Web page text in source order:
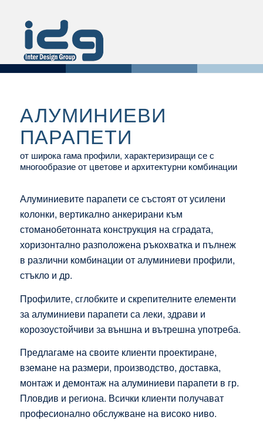
АЛУМИНИЕВИ
ПАРАПЕТИ
от широка гама профили, характеризиращи се с
многообразие от цветове и архитектурни комбинации
Алуминиевите парапети се състоят от усилени
колонки, вертикално анкерирани към
стоманобетонната конструкция на сградата,
хоризонтално разположена ръкохватка и пълнеж
в различни комбинации от алуминиеви профили,
стъкло и др.
Профилите, сглобките и скрепителните елементи
за алуминиеви парапети са леки, здрави и
корозоустойчиви за външна и вътрешна употреба.
Предлагаме на своите клиенти проектиране,
вземане на размери, производство, доставка,
монтаж и демонтаж на алуминиеви парапети в гр.
Пловдив и региона. Всички клиенти получават
професионално обслужване на високо ниво.